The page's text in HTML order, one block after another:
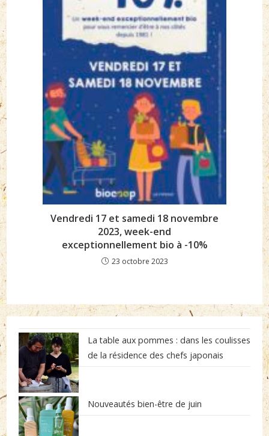
Vendredi 17 et samedi 18 novembre
2023, week-end
exceptionnellement bio à -10%
23 octobre 2023
La table aux pommes : dans les coulisses
de la résidence des chefs japonais
Nouveautés bien-être de juin